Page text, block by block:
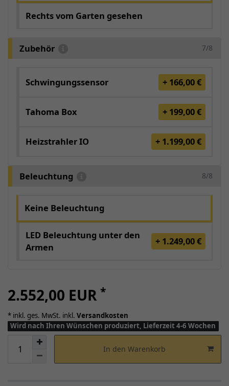
Rechts vom Garten gesehen
Zubehör 7/8
Schwingungssensor + 166,00 €
Tahoma Box + 199,00 €
Heizstrahler IO + 1.199,00 €
Beleuchtung 8/8
Keine Beleuchtung
LED Beleuchtung unter den
Armen
+ 1.249,00 €
2.552,00 EUR *
* inkl. ges. MwSt. inkl. Versandkosten
Wird nach Ihren Wünschen produziert, Lieferzeit 4-6 Wochen
In den Warenkorb